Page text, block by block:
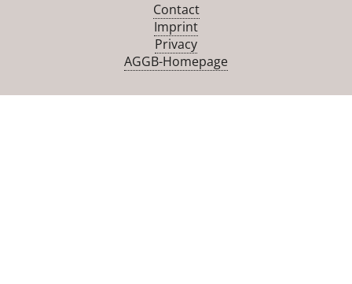
Contact
Imprint
Privacy
AGGB-Homepage